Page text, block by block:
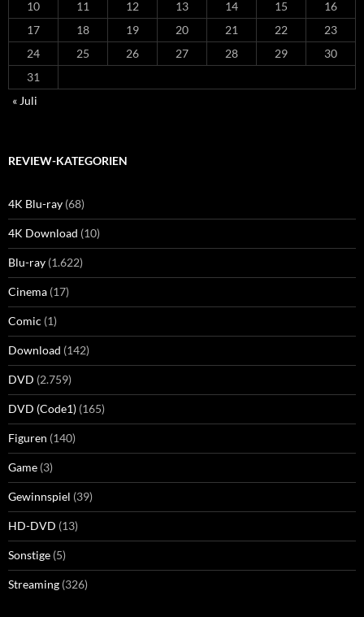
10
11 12 13 14 15
16
17
18 19 20 21 22
23
24
25 26 27 28 29
30
31
« Juli
REVIEW-KATEGORIEN
4K Blu-ray (68)
4K Download (10)
Blu-ray (1.622)
Cinema (17)
Comic (1)
Download (142)
DVD (2.759)
DVD (Code1) (165)
Figuren (140)
Game (3)
Gewinnspiel (39)
HD-DVD (13)
Sonstige (5)
Streaming (326)